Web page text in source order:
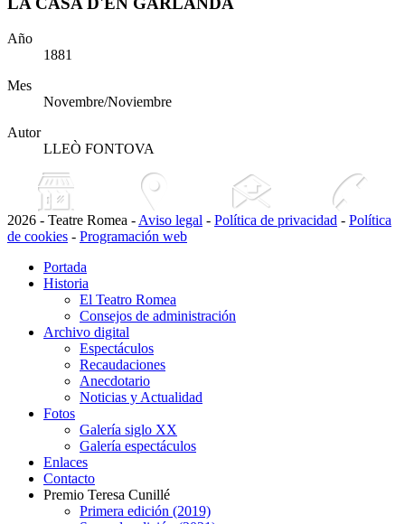
Año
1881
Mes
Novembre/Noviembre
Autor
LLEÒ FONTOVA
2026 - Teatre Romea - Aviso legal - Política de privacidad - Política
de cookies - Programación web
Portada
Historia
El Teatro Romea
Consejos de administración
Archivo digital
Espectáculos
Recaudaciones
Anecdotario
Noticias y Actualidad
Fotos
Galería siglo XX
Galería espectáculos
Enlaces
Contacto
Premio Teresa Cunillé
Primera edición (2019)